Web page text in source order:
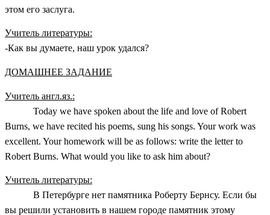
этом его заслуга.
Учитель литературы:
-Как вы думаете, наш урок удался?
ДОМАШНЕЕ ЗАДАНИЕ
Учитель англ.яз.:
Today we have spoken about the life and love of Robert
Burns, we have recited his poems, sung his songs. Your work was
excellent. Your homework will be as follows: write the letter to
Robert Burns. What would you like to ask him about?
Учитель литературы:
В Петербурге нет памятника Роберту Бернсу. Если бы
вы решили установить в нашем городе памятник этому